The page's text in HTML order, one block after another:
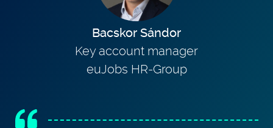
Bacskor Sándor
Key account manager
euJobs HR-Group